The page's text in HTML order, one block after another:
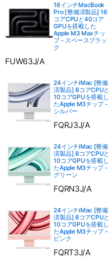
16インチMacBook
Pro [整備済製品] 16
コアCPUと40コア
GPUを搭載した
Apple M3 Maxチッ
プ - スペースブラッ
ク
FUW63J/A
24インチiMac [整備
済製品] 8コアCPUと
10コアGPUを搭載し
たApple M3チップ -
シルバー
FQRJ3J/A
24インチiMac [整備
済製品] 8コアCPUと
10コアGPUを搭載し
たApple M3チップ -
グリーン
FQRN3J/A
24インチiMac [整備
済製品] 8コアCPUと
10コアGPUを搭載し
たApple M3チップ -
ピンク
FQRT3J/A